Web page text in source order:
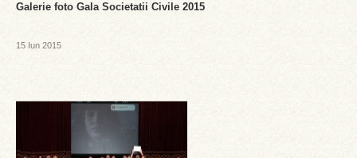
Galerie foto Gala Societatii Civile 2015
15 Iun 2015